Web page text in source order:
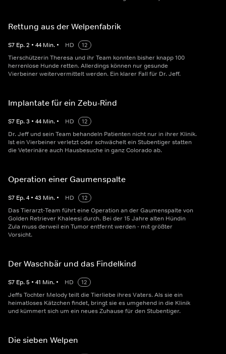
Rettung aus der Welpenfabrik
S7 Ep.2 • 44 Min. • HD
12
Tierschützerin Theresa und ihr Team konnten bisher knapp 100
herrenlose Hunde retten. Allerdings können nur gesunde
Vierbeiner weitervermittelt werden. Ein klarer Fall für Dr. Jeff.
Implantate für ein Zebu-Rind
S7 Ep.3 • 44 Min. • HD
12
Dr. Jeff und sein Team behandeln Patienten nicht nur in ihrer Klinik.
Ist ein Vierbeiner verletzt oder schwächelt ein Stubentiger statten
die Veterinäre auch Hausbesuche in ganz Colorado ab.
Operation einer Gaumenspalte
S7 Ep.4 • 43 Min. • HD
12
Das Tierarzt-Team führt eine Operation an der Gaumenspalte von
Golden Retriever Khaleesi durch. Bei der 15 Jahre alten Hündin
Zula muss derweil ein Tumor entfernt werden - mit größter
Vorsicht.
Der Waschbär und das Findelkind
S7 Ep.5 • 41 Min. • HD
12
Jeffs Tochter Melody teilt die Tierliebe ihres Vaters. Als sie ein
heimatloses Kätzchen findet, bringt sie es umgehend in die Klinik
und kümmert sich um ein neues Zuhause für den Stubentiger.
Die sieben Welpen